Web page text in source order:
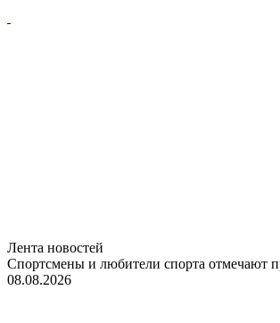
Лента новостей
Спортсмены и любители спорта отмечают
08.08.2026